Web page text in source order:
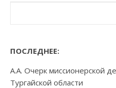
ПОСЛЕДНЕЕ:
А.А. Очерк миссионерской
Тургайской области